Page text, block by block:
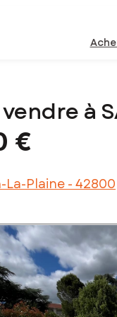
à
€
Plaine - 42800